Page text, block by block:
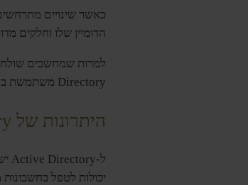
הדומיין שלו וחלקים
Directory משתמשת בפרוטוקולים מסוימים ופועלת רק בהגדרות מקומיות של Microsoft.
היתרונות של Active Directory
ל-Active Directory יש הטבות רבות
יכולות לטפל